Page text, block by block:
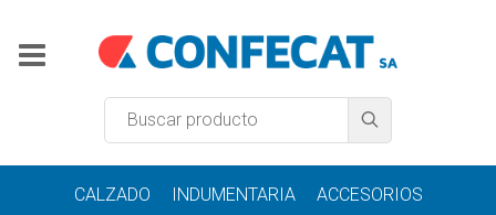
CALZADO INDUMENTARIA ACCESORIOS